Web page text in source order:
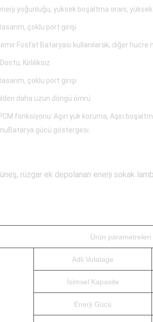
yoğunluğu, yüksek boşaltma oranı,
çoklu port girişi
Fosfat Bataryası kullanılarak, diğer
Kirliliksiz
çoklu port girişi
daha uzun döngü ömrü
fonksiyonu: Aşırı yük koruma, Aşırı
gücü göstergesi.
rüzgar ek depolanan enerji sokak
Ürün parametreleri
Adli Volatage
İsimsel Kapasite
Enerji Gücü